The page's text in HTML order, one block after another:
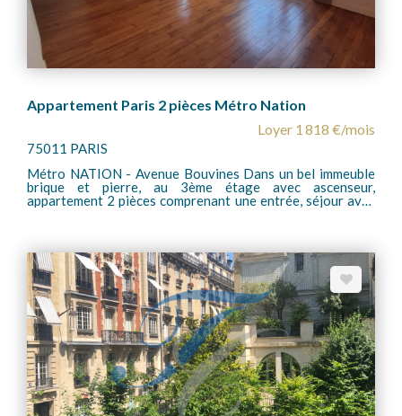
Appartement Paris 2 pièces Métro Nation
Loyer 1 818 €/mois
75011 PARIS
Métro NATION - Avenue Bouvines Dans un bel immeuble
brique et pierre, au 3ème étage avec ascenseur,
appartement 2 pièces comprenant une entrée, séjour avec
avec une cave et un local à vélo.